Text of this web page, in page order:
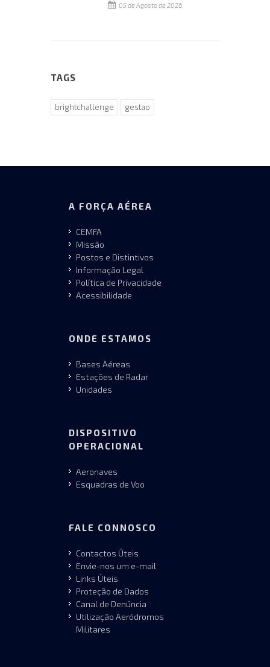
05 de Agosto de 2026
TAGS
brightchallenge gestao
A FORÇA AÉREA
CEMFA
Missão
Postos e Distintivos
Informação Legal
Política de Privacidade
Acessibilidade
ONDE ESTAMOS
Bases Aéreas
Estações de Radar
Unidades
DISPOSITIVO
OPERACIONAL
Aeronaves
Esquadras de Voo
FALE CONNOSCO
Contactos Úteis
Envie-nos um e-mail
Links Úteis
Proteção de Dados
Canal de Denúncia
Utilização Aeródromos
Militares